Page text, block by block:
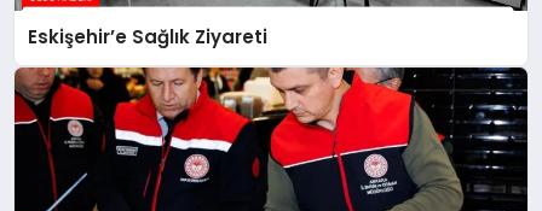
Eskişehir’e Sağlık Ziyareti